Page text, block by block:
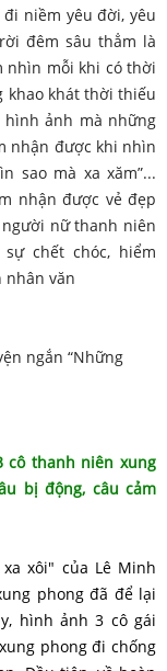
niềm yêu đời, yêu
đêm sâu thẳm là
nhìn mỗi khi có thời
khao khát thời thiếu
hình ảnh mà những
nhận được khi nhìn
sao mà xa xăm”...
nhận được vẻ đẹp
nữ thanh niên
chết chóc, hiểm
nhân văn
ngắn “Những
cô thanh niên xung
bị động, câu cảm
xôi" của Lê Minh
phong đã để lại
hình ảnh 3 cô gái
phong đi chống